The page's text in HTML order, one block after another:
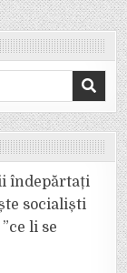
îndepărtați
socialiști
li se